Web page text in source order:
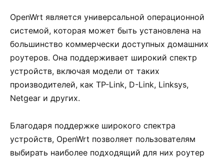
OpenWrt является универсальной операционной
системой, которая может быть установлена на
большинство коммерчески доступных домашних
роутеров. Она поддерживает широкий спектр
устройств, включая модели от таких
производителей, как TP-Link, D-Link, Linksys,
Netgear и других.
Благодаря поддержке широкого спектра
устройств, OpenWrt позволяет пользователям
выбирать наиболее подходящий для них роутер